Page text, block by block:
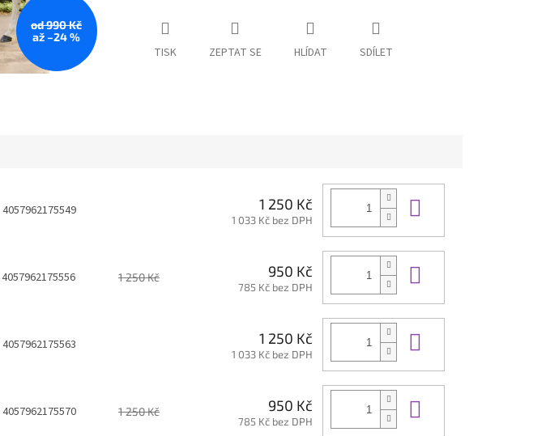
od 990 Kč
až –24 %
TISK ZEPTAT SE HLÍDAT SDÍLET
4057962175549
1 250 Kč
1 033 Kč bez DPH
4057962175556
1 250 Kč 950 Kč
785 Kč bez DPH
4057962175563
1 250 Kč
1 033 Kč bez DPH
4057962175570
1 250 Kč 950 Kč
785 Kč bez DPH